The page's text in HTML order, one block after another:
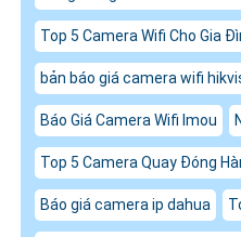
Top 5 Camera Wifi Cho Gia
bản báo giá camera wifi
Báo Giá Camera Wifi Imou
Top 5 Camera Quay Đóng
Báo giá camera ip dahua